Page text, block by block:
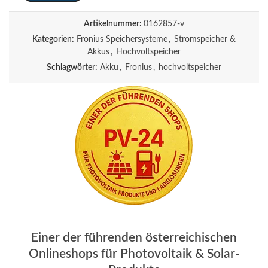
Artikelnummer: 0162857-v
Kategorien: Fronius Speichersysteme , Stromspeicher &
Akkus , Hochvoltspeicher
Schlagwörter: Akku , Fronius , hochvoltspeicher
Einer der führenden österreichischen
Onlineshops für Photovoltaik & Solar-